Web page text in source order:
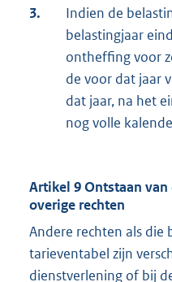
3.
Indien de
belastingjaar
ontheffing voor
de voor dat jaar
dat jaar, na het
nog volle
Artikel 9 Ontstaan
overige rechten
Andere rechten als die
tarieventabel zijn
dienstverlening of bij